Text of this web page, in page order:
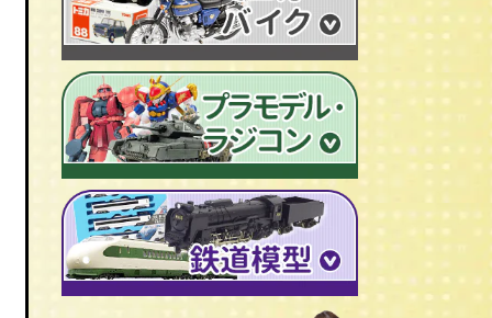
旧タカラ/TAKARA
旧バンダイ/BANDAI
タカトクトイス/T.T
中嶋製作所
ヨネザワ/米澤玩具
CCP キン肉マン
超像可動
聖闘士聖衣神話
Figuarts/フィギュアーツ
ワールドコレクタブル
プレイモービル
超合金魂
ROBOT魂
RAH
マスターピース
M1号
S.H.モンスターアーツ
ULTRA-ACT
SDX
バイオハザード
ディズニー
リビングデッドドールズ/LDD
ホットトイズ/HOT TOYS
サイドショウ/SIDE SHOW
パリセイズ/PALISADES
メズコ/MEZCO
プレイアーツ/PLAY ARTS
武装神姫
魔法少女リリカルなのは
艦隊これくしょん -艦これ-
けいおん！
すーぱーそに子
一騎当千
東方Project
涼宮ハルヒの憂鬱
化物語・偽物語
百花繚乱
ブライス/Blythe
スーパードルフィー/ドルフィードリーム
アゾンドール/AZONE
モモコ/momoko
ハイブリッドアクティブ/HAF
えっくす☆きゅーと
ピュアニーモ
リカちゃん
バービー
トミカ/TOMICA
エブロ/EBBRO
ミニチャンプス
hpiレーシング
ノレブ/NOREV
ガンダム/GUNDAM